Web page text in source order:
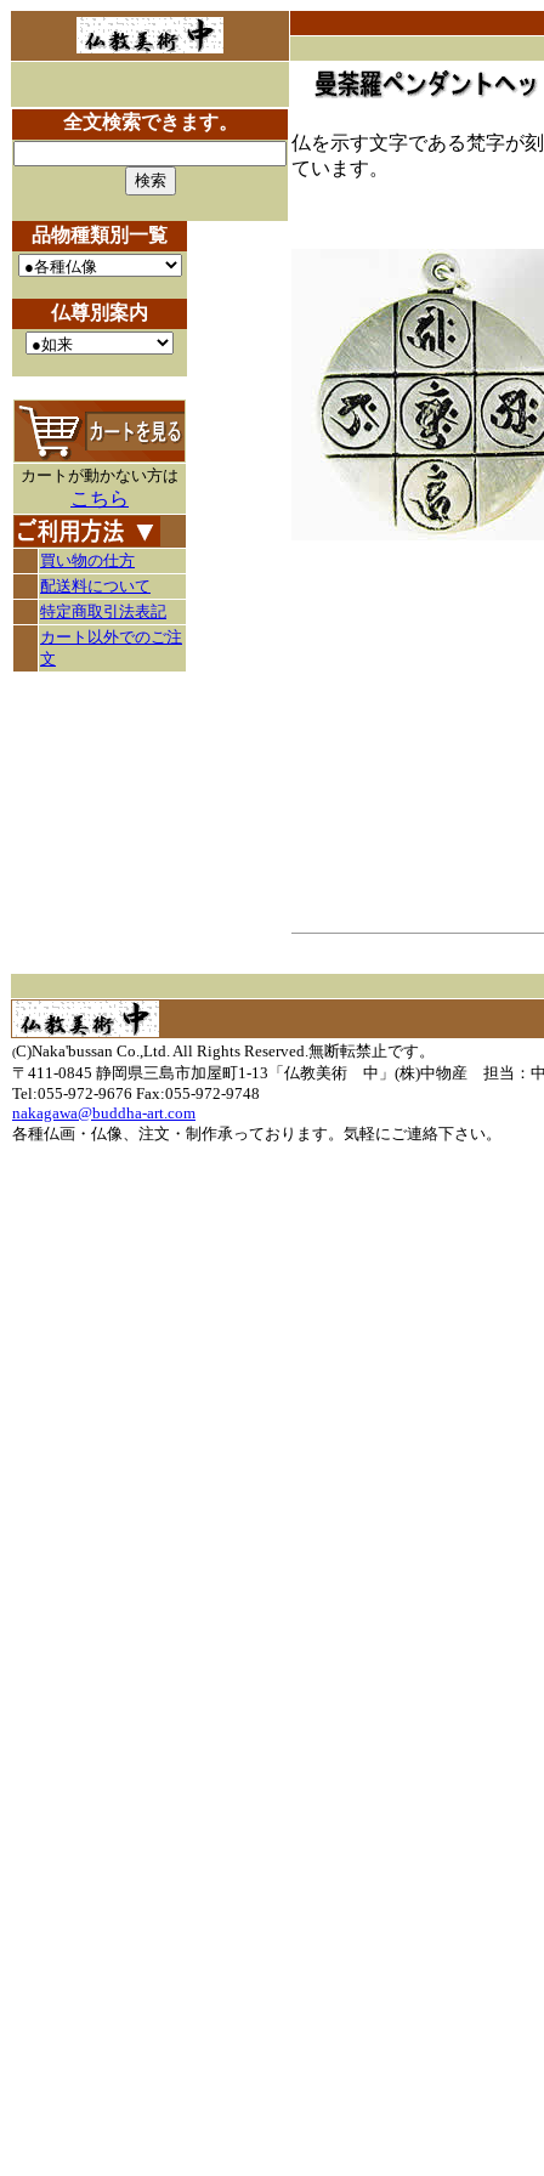
全文検索できます。
品物種類別一覧
仏尊別案内
カートが動かない方は
こちら
買い物の仕方
配送料について
特定商取引法表記
カート以外でのご注
文
仏を示す文字である梵字が
ています。
(C)Naka'bussan Co.,Ltd. All Rights Reserved.無断転禁止です。
〒411-0845 静岡県三島市加屋町1-13「仏教美術 中」(株)中物産 担当：
Tel:055-972-9676 Fax:055-972-9748
nakagawa@buddha-art.com
各種仏画・仏像、注文・制作承っております。気軽にご連絡下さい。